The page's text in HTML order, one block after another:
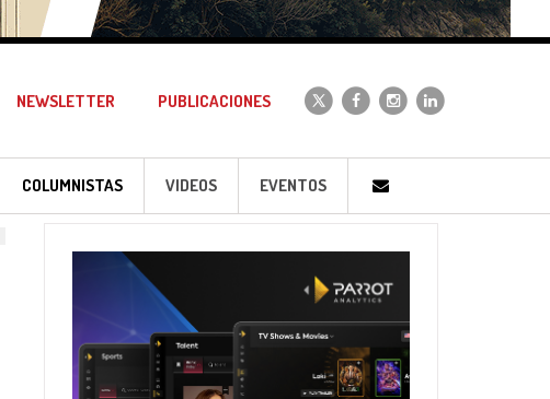
NEWSLETTER PUBLICACIONES
COLUMNISTAS VIDEOS EVENTOS